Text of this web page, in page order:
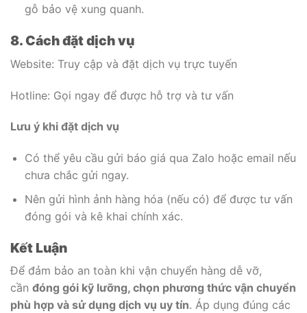
gỗ bảo vệ xung quanh.
8. Cách đặt dịch vụ
Website: Truy cập và đặt dịch vụ trực tuyến
Hotline: Gọi ngay để được hỗ trợ và tư vấn
Lưu ý khi đặt dịch vụ
Có thể yêu cầu gửi báo giá qua Zalo hoặc email nếu
chưa chắc gửi ngay.
Nên gửi hình ảnh hàng hóa (nếu có) để được tư vấn
đóng gói và kê khai chính xác.
Kết Luận
Để đảm bảo an toàn khi vận chuyển hàng dễ vỡ,
cần đóng gói kỹ lưỡng, chọn phương thức vận chuyển
phù hợp và sử dụng dịch vụ uy tín. Áp dụng đúng các